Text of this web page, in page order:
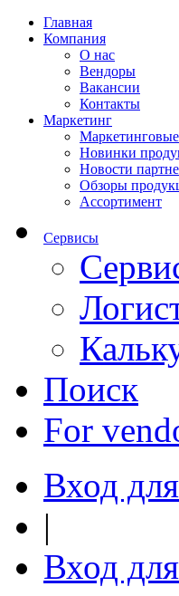
Главная
Компания
О нас
Вендоры
Вакансии
Контакты
Маркетинг
Новинки
Новости
Обзоры
Ассортимент
Сервисы
Поиск
For
Вход
|
Вход